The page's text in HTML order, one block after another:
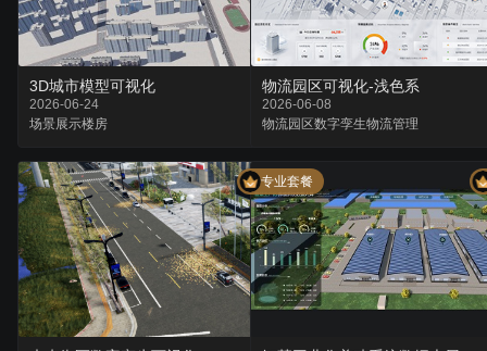
3D城市模型可视化
2026-06-24
场景展示楼房
物流园区可视化-浅色系
2026-06-08
物流园区数字孪生物流管理
专业套餐